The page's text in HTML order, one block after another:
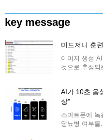
key message
미드저니 훈
이미지 생성
것으로 추정되
AI가 10초 음
상”
스마트폰에 녹
당뇨병 여부를